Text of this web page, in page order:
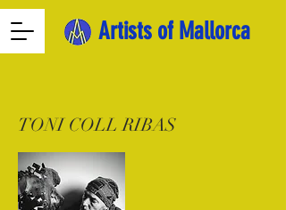
Artists of Mallorca
TONI COLL RIBAS